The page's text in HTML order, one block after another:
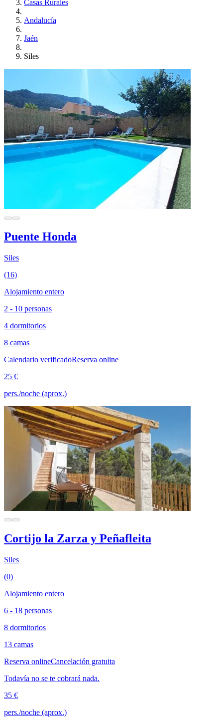
Casas Rurales
Andalucía
Jaén
Siles
Puente Honda
Siles
(16)
Alojamiento entero
2 - 10 personas
4 dormitorios
8 camas
Calendario verificadoReserva online
25 €
pers./noche (aprox.)
Cortijo la Zarza y Peñafleita
Siles
(0)
Alojamiento entero
6 - 18 personas
8 dormitorios
13 camas
Reserva onlineCancelación gratuita
Todavía no se te cobrará nada.
35 €
pers./noche (aprox.)